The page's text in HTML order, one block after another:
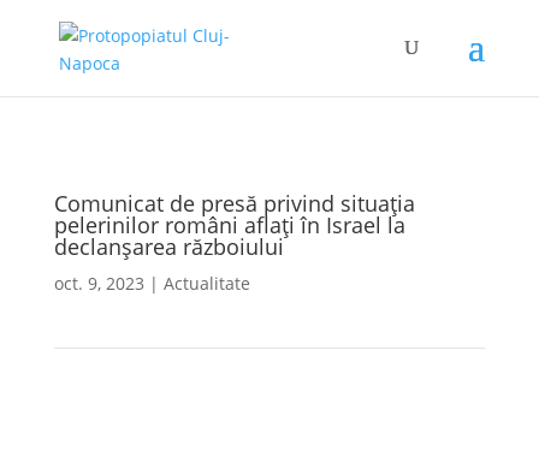
Comunicat de presă privind situația
pelerinilor români aflaţi în Israel la
declanşarea războiului
oct. 9, 2023 | Actualitate